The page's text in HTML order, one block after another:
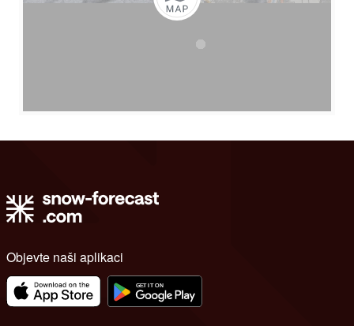
Objevte naši aplikaci